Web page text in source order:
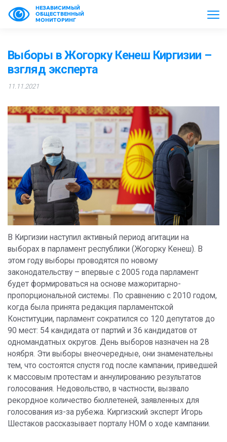
НЕЗАВИСИМЫЙ
ОБЩЕСТВЕННЫЙ
МОНИТОРИНГ
Выборы в Жогорку Кенеш Киргизии –
взгляд эксперта
11.11.2021
В Киргизии наступил активный период агитации на
выборах в парламент республики (Жогорку Кенеш). В
этом году выборы проводятся по новому
законодательству – впервые с 2005 года парламент
будет формироваться на основе мажоритарно-
пропорциональной системы. По сравнению с 2010 годом,
когда была принята редакция парламентской
Конституции, парламент сократился со 120 депутатов до
90 мест: 54 кандидата от партий и 36 кандидатов от
одномандатных округов. День выборов назначен на 28
ноября. Эти выборы внеочередные, они знаменательны
тем, что состоятся спустя год после кампании, приведшей
к массовым протестам и аннулированию результатов
голосования. Недовольство, в частности, вызвало
рекордное количество бюллетеней, заявленных для
голосования из-за рубежа. Киргизский эксперт Игорь
Шестаков рассказывает порталу НОМ о ходе кампании.